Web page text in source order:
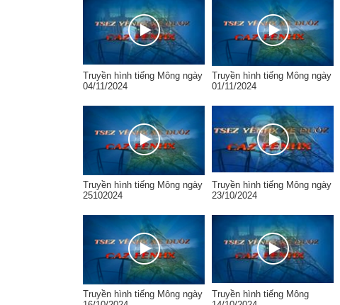
Truyền hình tiếng Mông ngày
04/11/2024
Truyền hình tiếng Mông ngày
01/11/2024
Truyền hình tiếng Mông ngày
25102024
Truyền hình tiếng Mông ngày
23/10/2024
Truyền hình tiếng Mông ngày
Truyền hình tiếng Mông